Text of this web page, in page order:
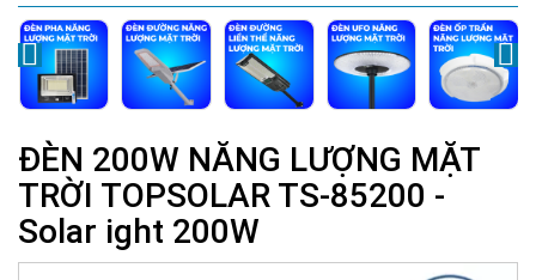
ĐÈN 200W NĂNG LƯỢNG MẶT
TRỜI TOPSOLAR TS-85200 -
Solar ight 200W